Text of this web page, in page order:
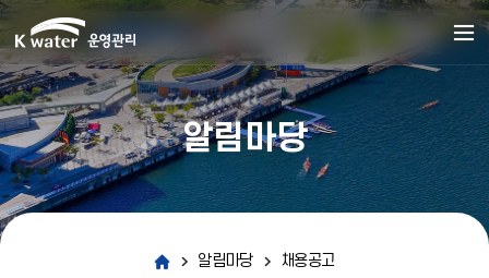
알림마당
알림마당 채용공고